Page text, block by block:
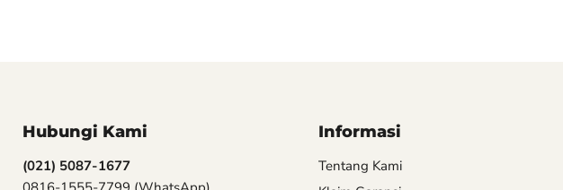
Hubungi Kami
(021) 5087-1677
Informasi
Tentang Kami